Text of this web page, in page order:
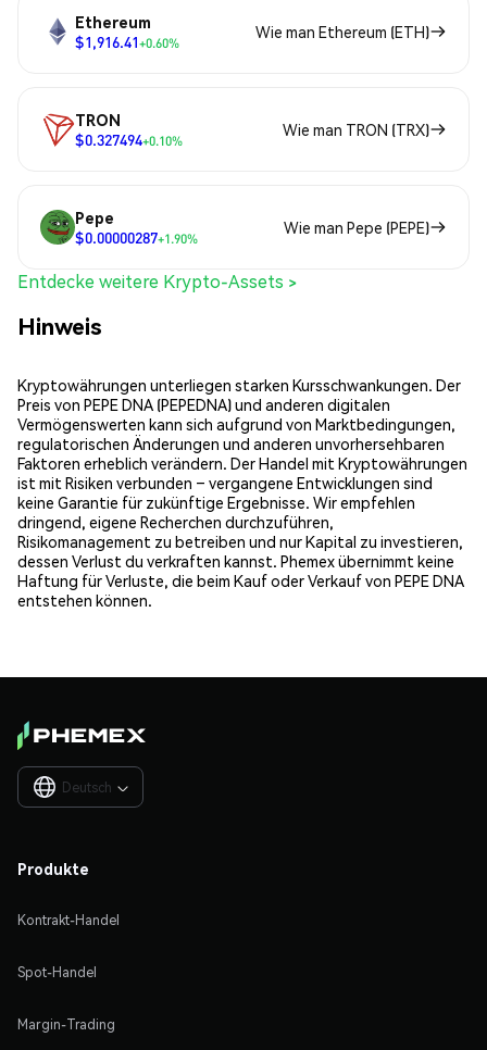
Ethereum
$1,916.41+0.60%
Wie man Ethereum (ETH)
TRON
$0.327494+0.10%
Wie man TRON (TRX)
Pepe
$0.00000287+1.90%
Wie man Pepe (PEPE)
Entdecke weitere Krypto-Assets >
Hinweis
Kryptowährungen unterliegen starken Kursschwankungen. Der
Preis von PEPE DNA (PEPEDNA) und anderen digitalen
Vermögenswerten kann sich aufgrund von Marktbedingungen,
regulatorischen Änderungen und anderen unvorhersehbaren
Faktoren erheblich verändern. Der Handel mit Kryptowährungen
ist mit Risiken verbunden – vergangene Entwicklungen sind
keine Garantie für zukünftige Ergebnisse. Wir empfehlen
dringend, eigene Recherchen durchzuführen,
Risikomanagement zu betreiben und nur Kapital zu investieren,
dessen Verlust du verkraften kannst. Phemex übernimmt keine
Haftung für Verluste, die beim Kauf oder Verkauf von PEPE DNA
entstehen können.
Deutsch 
Produkte
Kontrakt-Handel
Spot-Handel
Margin-Trading